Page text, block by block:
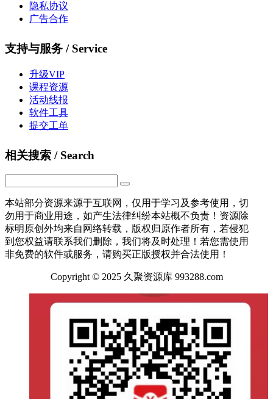
隐私协议
广告合作
支持与服务 / Service
升级VIP
课程资源
活动线报
软件工具
提交工单
相关搜索 / Search
本站部分资源来源于互联网，仅用于学习及参考使用，切
勿用于商业用途，如产生法律纠纷本站概不负责！资源除
标明原创外均来自网络转载，版权归原作者所有，若侵犯
到您权益请联系我们删除，我们将及时处理！若您需使用
非免费的软件或服务，请购买正版授权并合法使用！
Copyright © 2025 久聚资源库 993288.com